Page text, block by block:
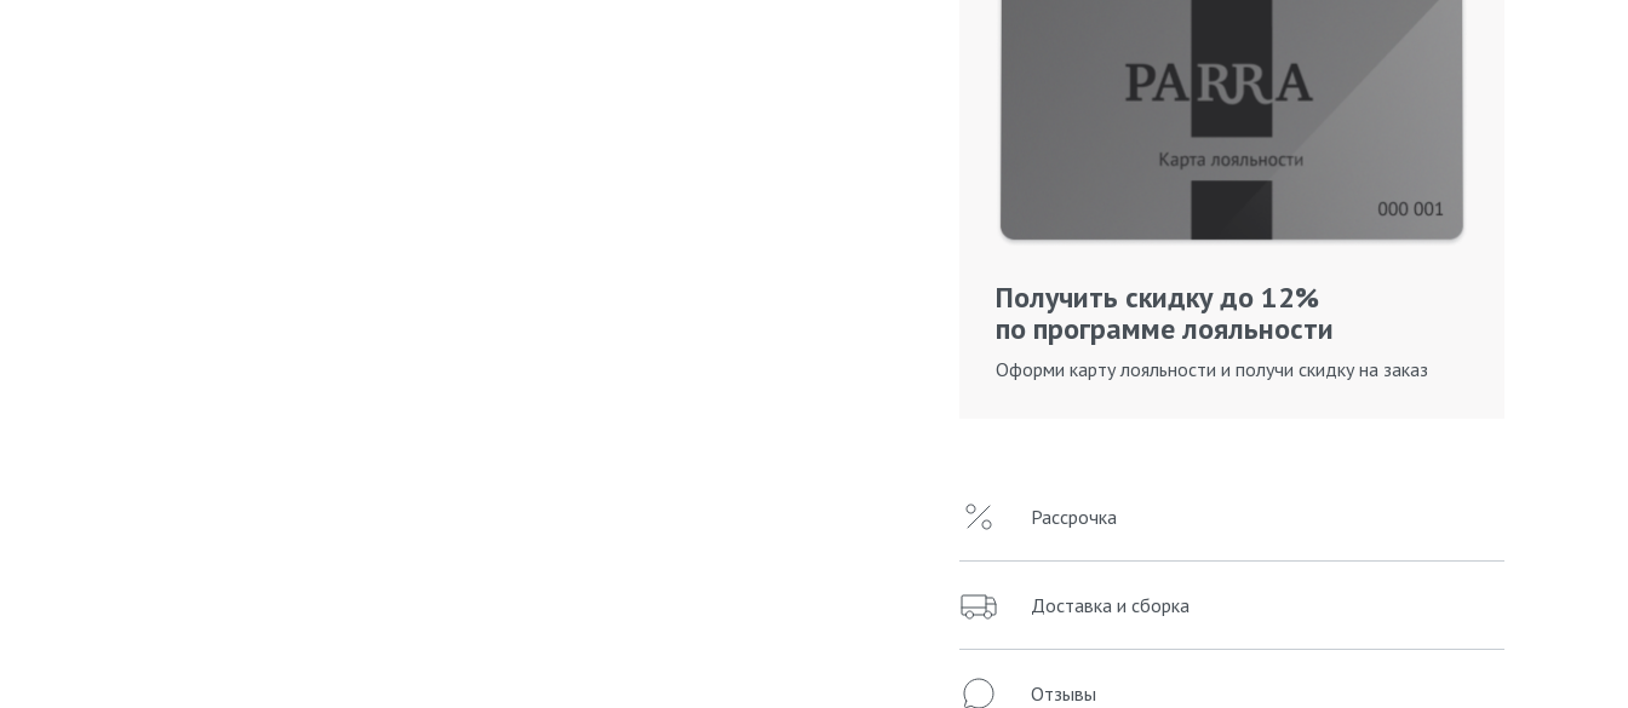
Получить скидку до 12%
по программе лояльности
Оформи карту лояльности и получи скидку на заказ
Рассрочка
Доставка и сборка
Отзывы